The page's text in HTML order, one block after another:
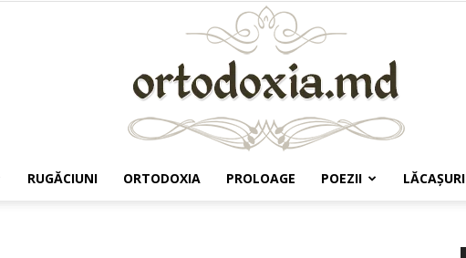
RUGĂCIUNI ORTODOXIA PROLOAGE POEZII LĂCAŞURI